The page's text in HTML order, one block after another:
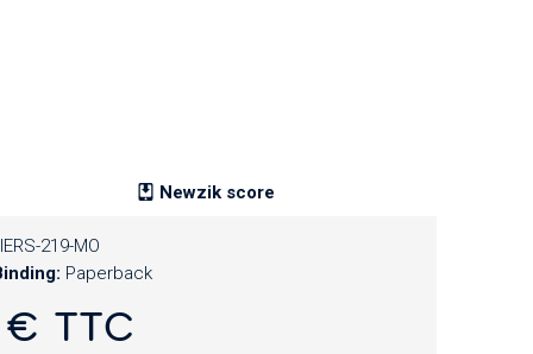
Newzik score
219-MO
Paperback
TTC